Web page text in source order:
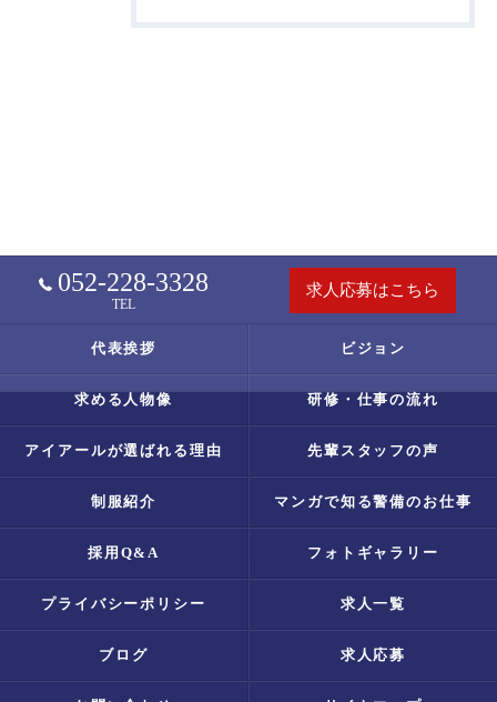
052-228-3328
TEL
求人応募はこちら
代表挨拶 ビジョン
求める人物像 研修・仕事の流れ
アイアールが選ばれる理由 先輩スタッフの声
制服紹介 マンガで知る警備のお仕事
採用Q&A フォトギャラリー
プライバシーポリシー 求人一覧
ブログ 求人応募